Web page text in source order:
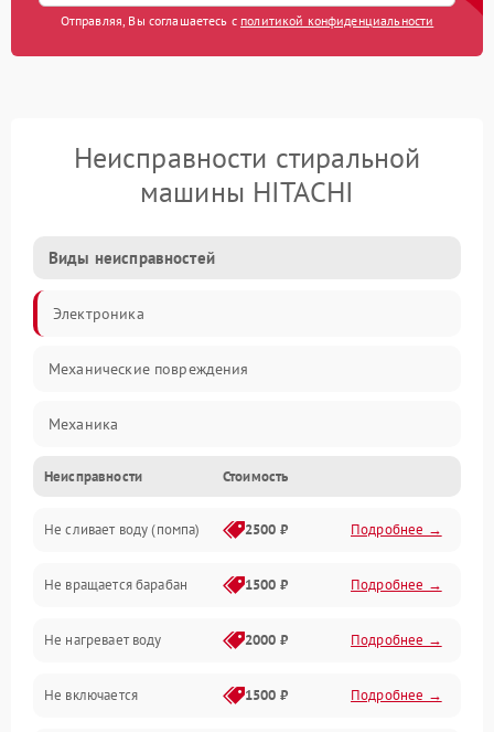
Отправляя, Вы соглашаетесь с политикой конфиденциальности
Неисправности стиральной
машины HITACHI
Виды неисправностей
Электроника
Механические повреждения
Механика
Электропитание
Водоснабжение
Слив
Программное обеспечение
Неисправности Стоимость
Не сливает воду (помпа) 2500 ₽ Подробнее →
Не вращается барабан 1500 ₽ Подробнее →
Не нагревает воду 2000 ₽ Подробнее →
Не включается 1500 ₽ Подробнее →